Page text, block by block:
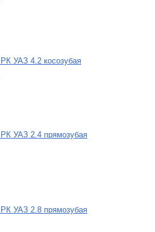
УАЗ 4.2 косозубая
УАЗ 2.4 прямозубая
УАЗ 2.8 прямозубая